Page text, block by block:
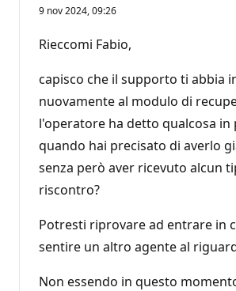
n
i
d
r
e
p
u
t
z
o
9 nov 2024, 09:26
Rieccomi Fabio,
capisco che il supporto ti abbia
nuovamente al modulo di
l'operatore ha detto qualcosa in
quando hai precisato di averlo
senza però aver ricevuto alcun
riscontro?
Potresti riprovare ad entrare in
sentire un altro agente al
Non essendo in questo